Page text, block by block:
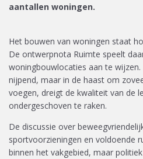
aantallen woningen.
Het bouwen van woningen staat
De ontwerpnota Ruimte speelt
woningbouwlocaties aan te
nijpend, maar in de haast om
voegen, dreigt de kwaliteit van de
ondergeschoven te raken.
De discussie over
sportvoorzieningen en voldoende
binnen het vakgebied, maar